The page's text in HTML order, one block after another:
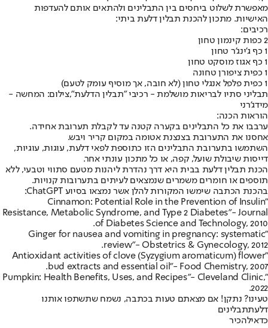
מאפשרת לשלוט ביחסים בין התבלינים ולהתאים אותם להעדפות
האישיות. מתכון להכנת תבלין דלעת ביתי:
רכיבים:
2 כפות קינמון טחון
1 כף ג'ינג'ר טחון
1 כף אגוז מוסקט טחון
1 כפית ציפורן טחונה
1 כפית פלפל אנגלי טחון (לא חובה, אך מוסיף עומק לטעם)
תבליני סתיו לבריאות מושלמת - רכיבי "תבלין הדלעת",צילום: המחשה -
מידג'רני
הוראות הכנה:
ערבבו את כל התבלינים בקערה קטנה עד לקבלת תערובת אחידה.
אחסנו את התערובת בצנצנת אטומה במקום קריר ויבש.
השתמשו בתערובת התבלינים הזו כתוספת לפאי דלעת, עוגות, עוגיות,
דייסות שיבולת שועל, קפה, או כל מתכון עונתי אחר.
הכנת תבלין דלעת בבית היא דרך נהדרת ליהנות מטעם סתווי וטבעי, ללא
תוספים או חומרים משמרים שנמצאים לעיתים בתערובות קנויות.
בהכנת הכתבה שימשו המקורות להלן אשר נמצאו בסיוע ChatGPT:
"Cinnamon: Potential Role in the Prevention of Insulin
Resistance, Metabolic Syndrome, and Type 2 Diabetes"- Journal
of Diabetes Science and Technology, 2010.
"Ginger for nausea and vomiting in pregnancy: systematic
review"- Obstetrics & Gynecology, 2012.
"Antioxidant activities of clove (Syzygium aromaticum) flower
bud extracts and essential oil"- Food Chemistry, 2007.
"Pumpkin: Health Benefits, Uses, and Recipes"
- Cleveland Clinic,
2022.
טעינו? נתקן! אם מצאתם טעות בכתבה, נשמח שתשתפו אותנו
דלעתתבלינים
כדאילהכיר